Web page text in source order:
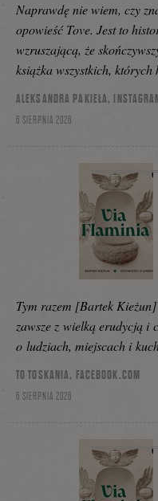
Naprawdę nie wiem, czy
opowieść Tove. Jest to
wzruszającą, że
książka wszystkich, których
ALEKSANDRA PAKIEŁA,
6 SIERPNIA 2026
Tym razem [Bartek
zawsze z wielką erudycją i
o ludziach, miejscach i
TO TOSKANIA, FACEBOOK.COM
6 SIERPNIA 2026